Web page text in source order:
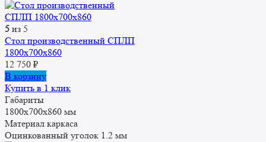
5 из 5
Стол производственный СПЛП
1800х700х860
12 750 ₽
В корзину
Купить в 1 клик
Габариты
1800x700x860 мм
Материал каркаса
Оцинкованный уголок 1.2 мм